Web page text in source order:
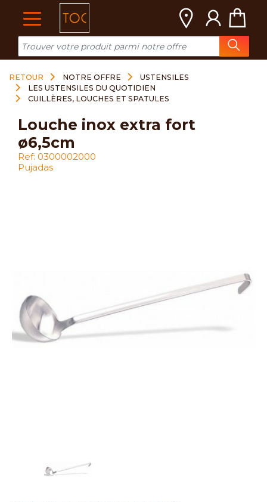
RETOUR NOTRE OFFRE
USTENSILES
LES USTENSILES DU QUOTIDIEN
CUILLÈRES, LOUCHES ET SPATULES
louche inox extra fort
ø6,5cm
Ref: 0300002000
Pujadas
Cookies management panel